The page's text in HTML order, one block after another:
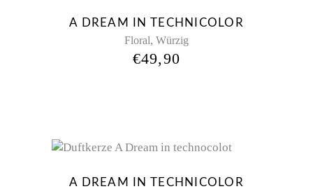
A DREAM IN TECHNICOLOR
Floral, Würzig
€49,90
A DREAM IN TECHNICOLOR